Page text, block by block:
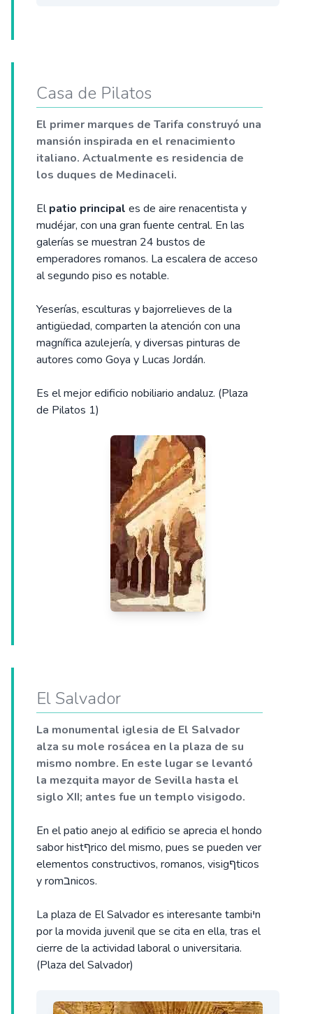
Casa de Pilatos
El primer marques de Tarifa construyó una
mansión inspirada en el renacimiento
italiano. Actualmente es residencia de
los duques de Medinaceli.
Elpatio principal es de aire renacentista y
mudéjar, con una gran fuente central. En las
galerías se muestran 24 bustos de
emperadores romanos. La escalera de acceso
al segundo piso es notable.
Yeserías, esculturas y bajorrelieves de la
antigüedad, comparten la atención con una
magnífica azulejería, y diversas pinturas de
autores como Goya y Lucas Jordán.
Es el mejor edificio nobiliario andaluz. (Plaza
de Pilatos 1)
El Salvador
La monumental iglesia de El Salvador
alza su mole rosácea en la plaza de su
mismo nombre. En este lugar se levantó
la mezquita mayor de Sevilla hasta el
siglo XII; antes fue un templo visigodo.
En el patio anejo al edificio se aprecia el hondo
sabor histףrico del mismo, pues se pueden ver
elementos constructivos, romanos, visigףticos
y romבnicos.
La plaza de El Salvador es interesante tambiיn
por la movida juvenil que se cita en ella, tras el
cierre de la actividad laboral o universitaria.
(Plaza del Salvador)